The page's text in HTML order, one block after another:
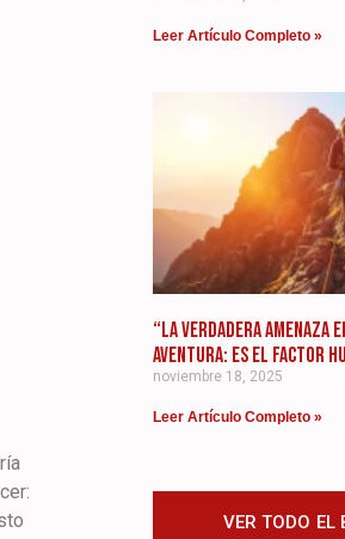
Leer Artículo Completo »
“LA VERDADERA AMENAZA
AVENTURA: ES EL FACTOR
noviembre 18, 2025
Leer Artículo Completo »
VER TODO EL